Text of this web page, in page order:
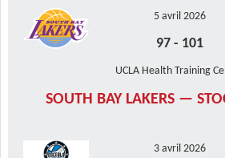
5 avril 2026
97- 101
UCLA Health Training
SOUTH BAY LAKERS —
3 avril 2026